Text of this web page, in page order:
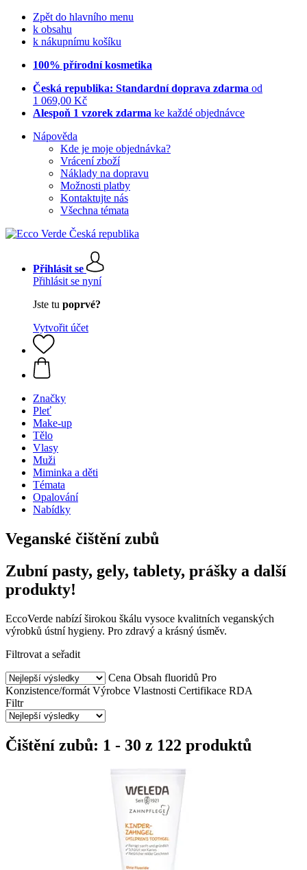
Zpět do hlavního menu
k obsahu
k nákupnímu košíku
100% přírodní kosmetika
Česká republika: Standardní doprava zdarma od
1 069,00 Kč
Alespoň 1 vzorek zdarma ke každé objednávce
Nápověda
Kde je moje objednávka?
Vrácení zboží
Náklady na dopravu
Možnosti platby
Kontaktujte nás
Všechna témata
Přihlásit se
Přihlásit se nyní
Jste tu poprvé?
Vytvořit účet
Značky
Pleť
Make-up
Tělo
Vlasy
Muži
Miminka a děti
Témata
Opalování
Nabídky
Veganské čištění zubů
Zubní pasty, gely, tablety, prášky a další
produkty!
EccoVerde nabízí širokou škálu vysoce kvalitních veganských
výrobků ústní hygieny. Pro zdravý a krásný úsměv.
Filtrovat a seřadit
Cena Obsah fluoridů Pro
Konzistence/formát Výrobce Vlastnosti Certifikace RDA
Filtr
Čištění zubů: 1 - 30 z 122 produktů